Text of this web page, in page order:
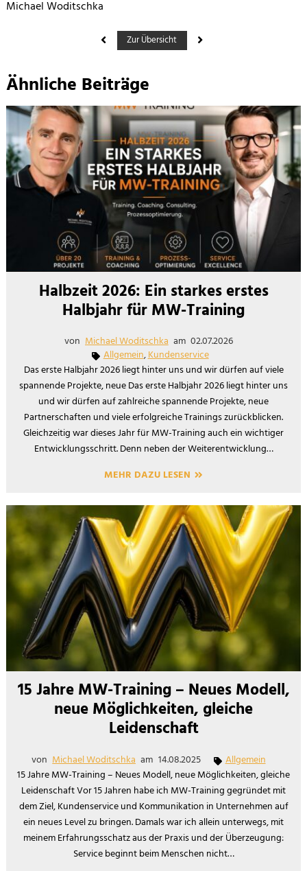
Michael Woditschka
Zur Übersicht
Ähnliche Beiträge
Halbzeit 2026: Ein starkes erstes
Halbjahr für MW-Training
von Michael Woditschka am 02.07.2026
Allgemein,Kundenservice
Das erste Halbjahr 2026 liegt hinter uns und wir dürfen auf viele
spannende Projekte, neue Das erste Halbjahr 2026 liegt hinter uns
und wir dürfen auf zahlreiche spannende Projekte, neue
Partnerschaften und viele erfolgreiche Trainings zurückblicken.
Gleichzeitig war dieses Jahr für MW-Training auch ein wichtiger
Entwicklungsschritt. Denn neben der Weiterentwicklung…
MEHR DAZU LESEN
15 Jahre MW-Training – Neues Modell,
neue Möglichkeiten, gleiche
Leidenschaft
von Michael Woditschka am 14.08.2025
Allgemein
15 Jahre MW-Training – Neues Modell, neue Möglichkeiten, gleiche
Leidenschaft Vor 15 Jahren habe ich MW-Training gegründet mit
dem Ziel, Kundenservice und Kommunikation in Unternehmen auf
ein neues Level zu bringen. Damals war ich allein unterwegs, mit
meinem Erfahrungsschatz aus der Praxis und der Überzeugung:
Service beginnt beim Menschen nicht…